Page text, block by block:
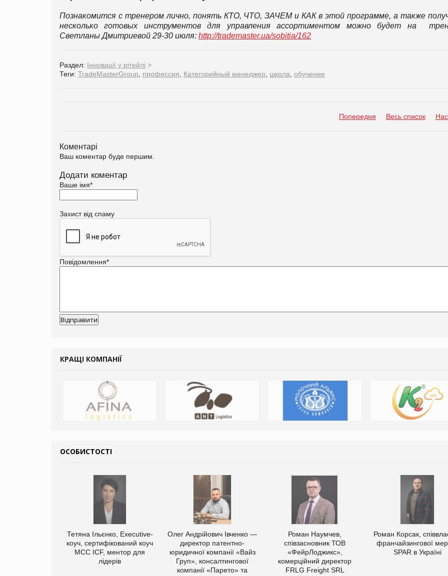
Познакомится с тренером лично, понять КТО, ЧТО, ЗАЧЕМ и КАК в этой программе, а также
несколько готовых инструментов для управления ассортиментом можно будет на
Светланы Дмитриевой 29-30 июля: http://trademaster.ua/sobitia/162
Раздел: Інновації у рітейлі >
Теги: TradeMasterGroup профессия Категорийный менеджер школа обучение
Попередня Весь список
Коментарі
Ваш коментар буде першим.
Додати коментар
Ваше імя*
Захист від спаму
Повідомлення*
КРАЩІ КОМПАНІЇ
ОСОБИСТОСТІ
Тетяна Ільєнко, Executive-
коуч, сертифікований коуч
МСС ICF, ментор для
лідерів
Олег Андрійович Івченко —
директор патентно-
юридичної компанії «Вайз
Груп», консалтингової
компанії «Парето» та
Роман Наумчев,
співзасновник ТОВ
«ФейрЛоджикс»,
комерційний директор
FRLG Freight SRL
Роман Корсак,
франчайзингової
SPAR в Україні